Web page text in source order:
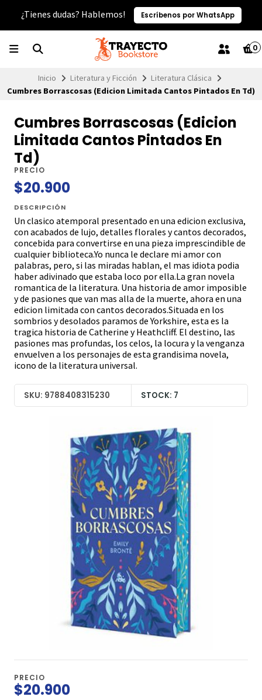
¿Tienes dudas? Hablemos! Escríbenos por WhatsApp
0
Inicio Literatura y Ficción
Literatura Clásica
Cumbres Borrascosas (Edicion Limitada Cantos Pintados En Td)
Cumbres Borrascosas (Edicion
Limitada Cantos Pintados En
Td)
PRECIO
$20.900
DESCRIPCIÓN
Un clasico atemporal presentado en una edicion exclusiva,
con acabados de lujo, detalles florales y cantos decorados,
concebida para convertirse en una pieza imprescindible de
cualquier biblioteca.Yo nunca le declare mi amor con
palabras, pero, si las miradas hablan, el mas idiota podia
haber adivinado que estaba loco por ella.La gran novela
romantica de la literatura. Una historia de amor imposible
y de pasiones que van mas alla de la muerte, ahora en una
edicion limitada con cantos decorados.Situada en los
sombrios y desolados paramos de Yorkshire, esta es la
tragica historia de Catherine y Heathcliff. El destino, las
pasiones mas profundas, los celos, la locura y la venganza
envuelven a los personajes de esta grandisima novela,
icono de la literatura universal.
SKU: 9788408315230 STOCK: 7
PRECIO
$20.900